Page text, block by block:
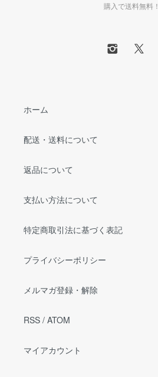
購入で送料無料！
ホーム
配送・送料について
返品について
支払い方法について
特定商取引法に基づく表記
プライバシーポリシー
メルマガ登録・解除
RSS / ATOM
マイアカウント